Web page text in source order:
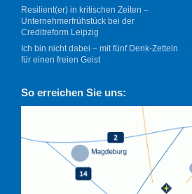
Resilient(er) in kritischen Zeiten –
Unternehmerfrühstück bei der
Creditreform Leipzig
Ich bin nicht dabei – mit fünf Denk-Zetteln
für einen freien Geist
So erreichen Sie uns: